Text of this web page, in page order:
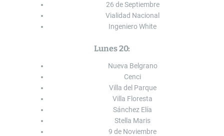
26 de Septiembre
Vialidad Nacional
Ingeniero White
Lunes 20:
Nueva Belgrano
Cenci
Villa del Parque
Villa Floresta
Sánchez Elía
Stella Maris
9 de Noviembre